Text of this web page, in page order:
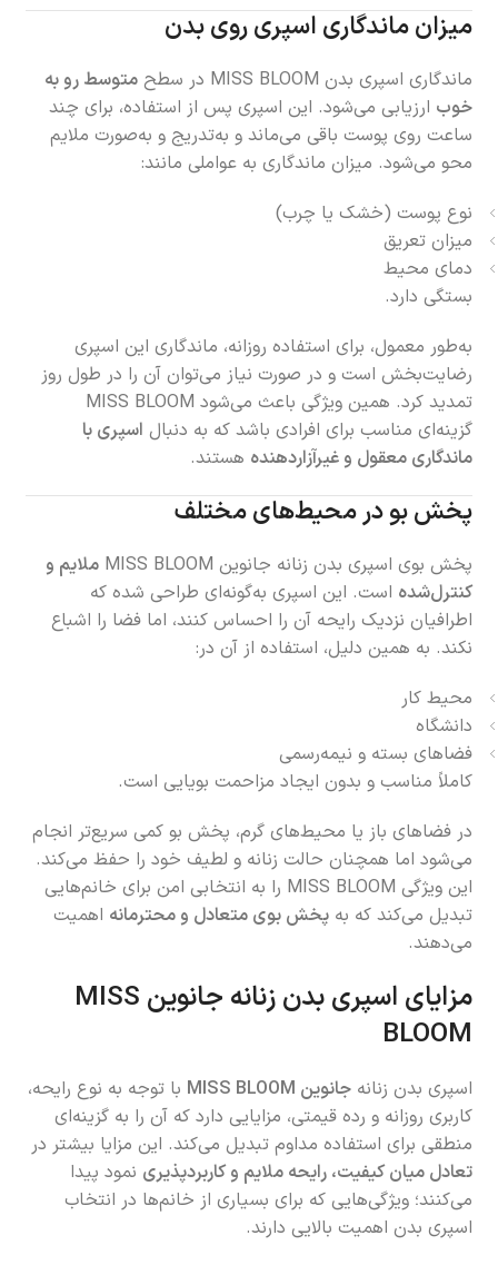
میزان ماندگاری اسپری روی بدن
ماندگاری اسپری بدن MISS BLOOM در سطح
متوسط رو به
خوب ارزیابی می‌شود. این اسپری پس از استفاده، برای چند
ساعت روی پوست باقی می‌ماند و به‌تدریج و به‌صورت ملایم
محو می‌شود. میزان ماندگاری به عواملی مانند:
نوع پوست (خشک یا چرب)
میزان تعریق
دمای محیط
بستگی دارد.
به‌طور معمول، برای استفاده روزانه، ماندگاری این اسپری
رضایت‌بخش است و در صورت نیاز می‌توان آن را در طول روز
تمدید کرد. همین ویژگی باعث می‌شود MISS BLOOM
گزینه‌ای مناسب برای افرادی باشد که به دنبال اسپری با
ماندگاری معقول و غیرآزاردهنده هستند.
پخش بو در محیط‌های مختلف
پخش بوی اسپری بدن زنانه جانوین MISS BLOOM
ملایم و
کنترل‌شده است. این اسپری به‌گونه‌ای طراحی شده که
اطرافیان نزدیک رایحه آن را احساس کنند، اما فضا را اشباع
نکند. به همین دلیل، استفاده از آن در:
محیط کار
دانشگاه
فضاهای بسته و نیمه‌رسمی
کاملاً مناسب و بدون ایجاد مزاحمت بویایی است.
در فضاهای باز یا محیط‌های گرم، پخش بو کمی سریع‌تر انجام
می‌شود اما همچنان حالت زنانه و لطیف خود را حفظ می‌کند.
این ویژگی MISS BLOOM را به انتخابی امن برای خانم‌هایی
تبدیل می‌کند که بهپخش بوی متعادل و محترمانه اهمیت
می‌دهند.
مزایای اسپری بدن زنانه جانوین MISS
BLOOM
اسپری بدن زنانهجانوین MISS BLOOM
با توجه به نوع رایحه،
کاربری روزانه و رده قیمتی، مزایایی دارد که آن را به گزینه‌ای
منطقی برای استفاده مداوم تبدیل می‌کند. این مزایا بیشتر در
تعادل میان کیفیت، رایحه ملایم و کاربردپذیری نمود پیدا
می‌کنند؛ ویژگی‌هایی که برای بسیاری از خانم‌ها در انتخاب
اسپری بدن اهمیت بالایی دارند.